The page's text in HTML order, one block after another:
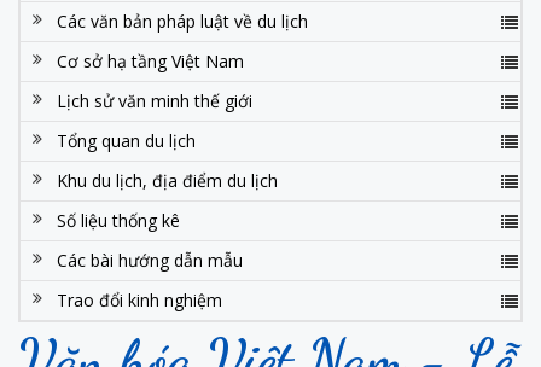
Các văn bản pháp luật về du lịch
Cơ sở hạ tầng Việt Nam
Lịch sử văn minh thế giới
Tổng quan du lịch
Khu du lịch, địa điểm du lịch
Số liệu thống kê
Các bài hướng dẫn mẫu
Trao đổi kinh nghiệm